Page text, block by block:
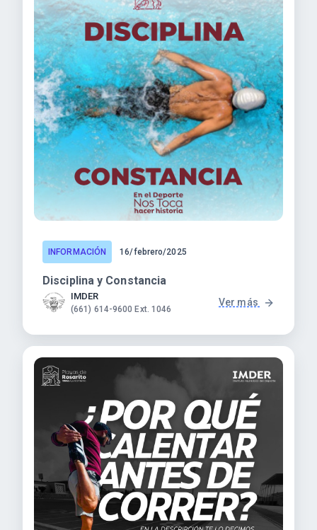
INFORMACIÓN 16/febrero/2025
Disciplina y Constancia
IMDER
(661) 614-9600 Ext. 1046
Ver más